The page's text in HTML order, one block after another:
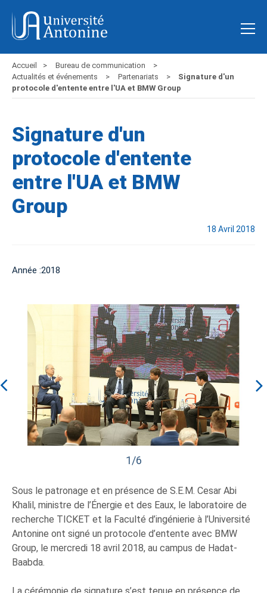
Accueil
Bureau de communication
Actualités et événements
Partenariats
Signature d'un
protocole d'entente entre l'UA et BMW Group
Signature d'un
protocole d'entente
entre l'UA et BMW
Group
18 Avril 2018
Année :2018
1/6
Sous le patronage et en présence de S.E.M. Cesar Abi
Khalil, ministre de l’Énergie et des Eaux, le laboratoire de
recherche TICKET et la Faculté d’ingénierie à l’Université
Antonine ont signé un protocole d’entente avec BMW
Group, le mercredi 18 avril 2018, au campus de Hadat-
Baabda.